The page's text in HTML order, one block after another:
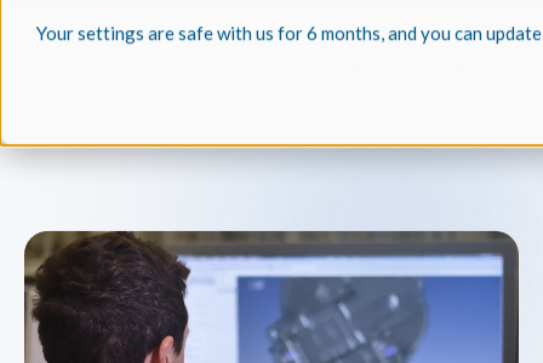
Your settings are safe with us for 6 months, and you can